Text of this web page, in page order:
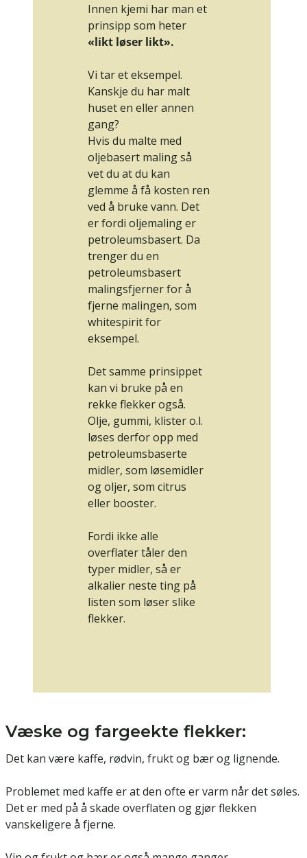
Innen kjemi har man et
prinsipp som heter
«likt løser likt».
Vi tar et eksempel.
Kanskje du har malt
huset en eller annen
gang?
Hvis du malte med
oljebasert maling så
vet du at du kan
glemme å få kosten ren
ved å bruke vann. Det
er fordi oljemaling er
petroleumsbasert. Da
trenger du en
petroleumsbasert
malingsfjerner for å
fjerne malingen, som
whitespirit for
eksempel.
Det samme prinsippet
kan vi bruke på en
rekke flekker også.
Olje, gummi, klister o.l.
løses derfor opp med
petroleumsbaserte
midler, som løsemidler
og oljer, som citrus
eller booster.
Fordi ikke alle
overflater tåler den
typer midler, så er
alkalier neste ting på
listen som løser slike
flekker.
Væske og fargeekte flekker:
Det kan være kaffe, rødvin, frukt og bær og lignende.
Problemet med kaffe er at den ofte er varm når det søles.
Det er med på å skade overflaten og gjør flekken
vanskeligere å fjerne.